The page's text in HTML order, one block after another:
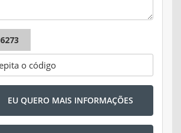
6273
EU QUERO MAIS INFORMAÇÕES